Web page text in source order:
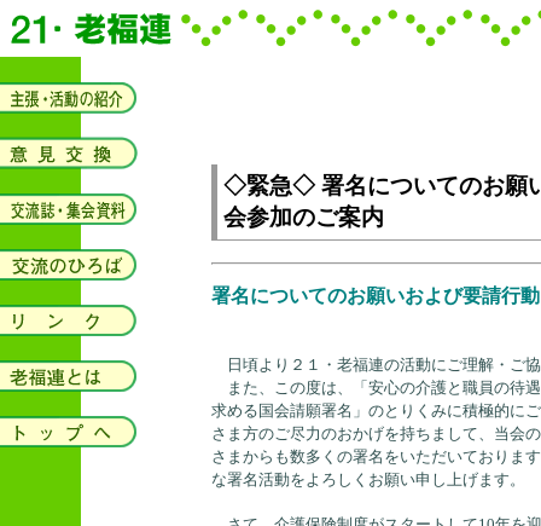
◇緊急◇ 署名についてのお願
会参加のご案内
署名についてのお願いおよび要請行
日頃より２１・老福連の活動にご理解・ご
また、この度は、「安心の介護と職員の待
求める国会請願署名」のとりくみに積極的に
さま方のご尽力のおかげを持ちまして、当会
さまからも数多くの署名をいただいておりま
な署名活動をよろしくお願い申し上げます。